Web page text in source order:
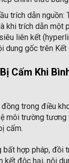
trích dẫn nguồn:
khi trích dẫn một
liên kết
dung gốc trên Kết
Cấm Khi
đồng trong điều
môi trường tương
cấm.
hợp pháp, đồi
kết độc hại, nội